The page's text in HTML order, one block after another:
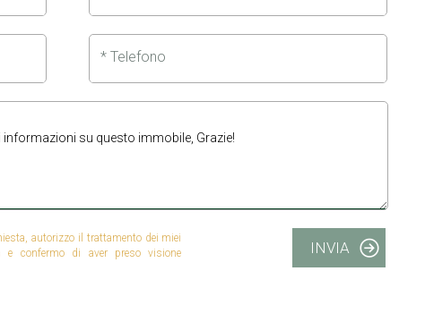
* Telefono
autorizzo il trattamento dei miei
e confermo di aver preso visione
INVIA